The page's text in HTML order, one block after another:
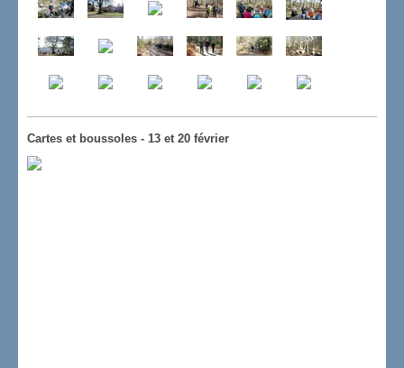
Cartes et boussoles - 13 et 20 février